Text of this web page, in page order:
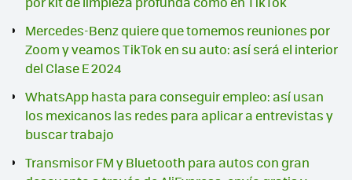
Mercedes-Benz quiere que tomemos reuniones por
Zoom y veamos TikTok en su auto: así será el interior
del Clase E 2024
WhatsApp hasta para conseguir empleo: así usan
los mexicanos las redes para aplicar a entrevistas y
buscar trabajo
Transmisor FM y Bluetooth para autos con gran